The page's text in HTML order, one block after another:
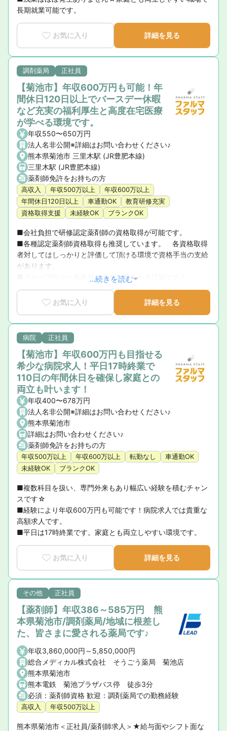
長期就業可能です。
お気に入り 詳細を見る
調剤薬局 正社員
【菊池市】年収600万円も可能！年
間休日120日以上でバースデー休暇
など充実の福利厚生と高度在宅医療
が学べる環境です。
年収550〜650万円
法人名非公開※詳細はお問い合わせください♪
熊本県菊池市 三里木駅 (JR豊肥本線)
三里木駅 (JR豊肥本線)
薬剤師免許をお持ちの方
高収入 年収500万以上
年収600万以上
年間休日120日以上
車通勤OK
教育研修充実
資格取得支援
未経験OK ブランクOK
■会社負担で研修認定薬剤師の資格取得が可能です。
■各種認定薬剤師資格取得も推奨しています。　各資格取得
者対してはしっかりと評価して頂ける環境で資格手当の支給
があります。
■グループ内で一番最初にできた歴史ある店舗です！
...続きを読む
お気に入り 詳細を見る
病院 正社員
【菊池市】年収600万円も目指せる
希少な病院求人！平日17時終業で
110日の年間休日を確保し家庭との
両立も叶います！
年収400〜678万円
法人名非公開※詳細はお問い合わせください♪
熊本県菊池市
詳細はお問い合わせください♪
薬剤師免許をお持ちの方
年収500万以上 年収600万以上 転勤なし
車通勤OK
未経験OK
ブランクOK
■複数科目を扱い、専門外来もあり幅広い経験を積むチャン
スです☆
■経験により年収600万円も可能です！病院求人では貴重な
高額求人です。
■平日は17時終業です。家庭とも両立しやすい環境です。
お気に入り 詳細を見る
その他 正社員
【薬剤師】年収386～585万円 熊
本県菊池市/調剤薬局/地域に根差し
た、皆さまに愛される薬局です♪
年収3,860,000円～5,850,000円
総合メディカル株式会社 そうごう薬局 菊池店
熊本県菊池市
熊本電鉄 菊池プラザバス停 徒歩3分
必須：薬剤師資格 歓迎：調剤薬局での勤務経験
高収入 年収500万以上
熊本県菊池市＜正社員/薬剤師求人＞★給与面やシフト面な